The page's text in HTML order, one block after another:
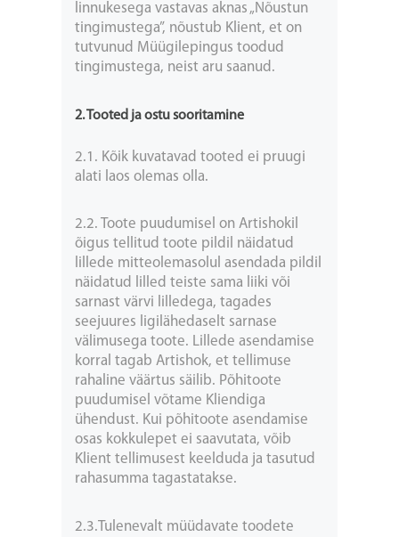
linnukesega vastavas aknas „Nõustun
tingimustega”, nõustub Klient, et on
tutvunud Müügilepingus toodud
tingimustega, neist aru saanud.
2. Tooted ja ostu sooritamine
2.1. Kõik kuvatavad tooted ei pruugi
alati laos olemas olla.
2.2. Toote puudumisel on Artishokil
õigus tellitud toote pildil näidatud
lillede mitteolemasolul asendada pildil
näidatud lilled teiste sama liiki või
sarnast värvi lilledega, tagades
seejuures ligilähedaselt sarnase
välimusega toote. Lillede asendamise
korral tagab Artishok, et tellimuse
rahaline väärtus säilib. Põhitoote
puudumisel võtame Kliendiga
ühendust. Kui põhitoote asendamise
osas kokkulepet ei saavutata, võib
Klient tellimusest keelduda ja tasutud
rahasumma tagastatakse.
2.3.Tulenevalt müüdavate toodete